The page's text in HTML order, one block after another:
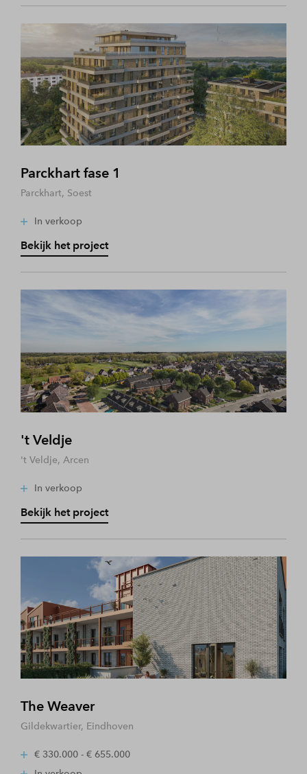
Parckhart fase 1
Parckhart, Soest
In verkoop
Bekijk het project
't Veldje
't Veldje, Arcen
In verkoop
Bekijk het project
The Weaver
Gildekwartier, Eindhoven
€ 330.000 - € 655.000